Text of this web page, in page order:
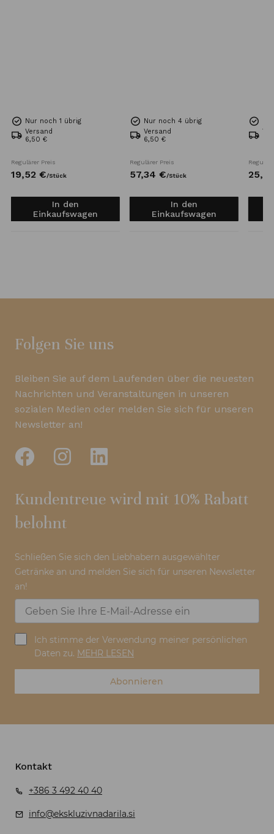
Nur noch 1 übrig
Versand
6,50 €
Regulärer Preis
19,52 €/Stück
In den
Einkaufswagen
Nur noch 4 übrig
Versand
6,50 €
Regulärer Preis
57,34 €/Stück
In den
Einkaufswagen
25,
Folgen Sie uns
Bleiben Sie auf dem Laufenden über die neuesten
Nachrichten und Veranstaltungen in unseren
sozialen Medien oder melden Sie sich für unseren
Newsletter an!
Kundentreue wird mit 10% Rabatt
belohnt
Schließen Sie sich den Liebhabern ausgewählter
Getränke an und melden Sie sich für unseren Newsletter
an!
Ich stimme der Verwendung meiner persönlichen
Daten zu. MEHR LESEN
Abonnieren
Kontakt
+386 3 492 40 40
info@ekskluzivnadarila.si